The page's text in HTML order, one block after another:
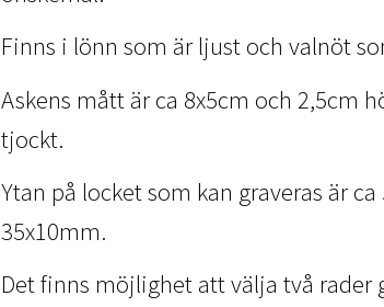
Finns i lönn som är ljust och valnöt
Askens mått är ca 8x5cm och 2,5cm
tjockt.
Ytan på locket som kan graveras är
35x10mm.
Det finns möjlighet att välja två